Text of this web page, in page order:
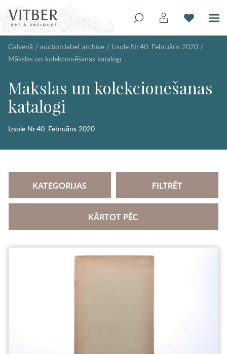
Galvenā / auction.label_archive / Izsole Nr.40. Februāris 2020 /
Mākslas un kolekcionēšanas katalogi
Mākslas un kolekcionēšanas
katalogi
Izsole Nr.40. Februāris 2020
KATEGORIJAS FILTRĒT
KĀRTOT PĒC